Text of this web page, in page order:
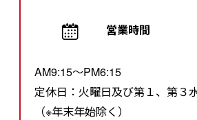
営業時間
AM9:15～PM6:15
定休日：火曜日及び第１、第３
（※年末年始除く）